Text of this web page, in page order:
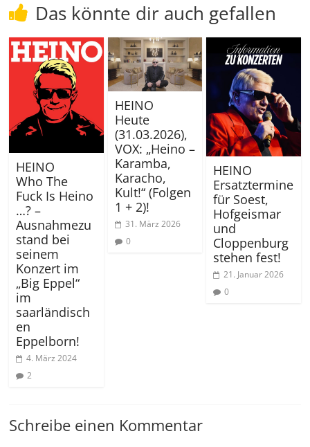
Das könnte dir auch gefallen
HEINO
Who The
Fuck Is Heino
…? –
Ausnahmezu
stand bei
seinem
Konzert im
„Big Eppel“
im
saarländisch
en
Eppelborn!
4. März 2024
2
HEINO
Heute
(31.03.2026),
VOX: „Heino –
Karamba,
Karacho,
Kult!“ (Folgen
1 + 2)!
31. März 2026
0
HEINO
Ersatztermine
für Soest,
Hofgeismar
und
Cloppenburg
stehen fest!
21. Januar 2026
0
Schreibe einen Kommentar